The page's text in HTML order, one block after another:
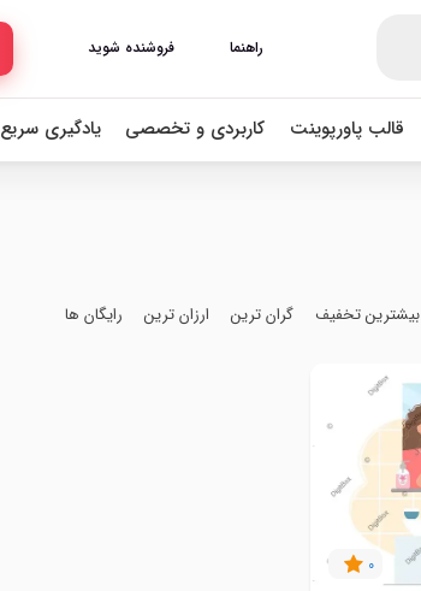
راهنما فروشنده شوید
قالب پاورپوینت کاربردی و تخصصی یادگیری سریع
بیشترین تخفیف گران ترین ارزان ترین رایگان ها
0